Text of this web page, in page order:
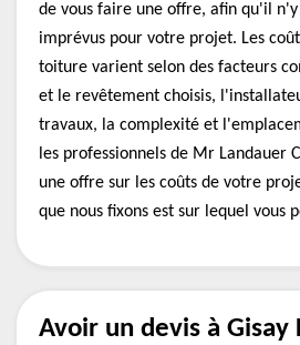
de vous faire une offre, afin qu'il
imprévus pour votre projet. Les
toiture varient selon des facteurs
et le revêtement choisis,
travaux, la complexité et
les professionnels de Mr Landauer
une offre sur les coûts de votre
que nous fixons est sur lequel vous
Avoir un devis à Gisay